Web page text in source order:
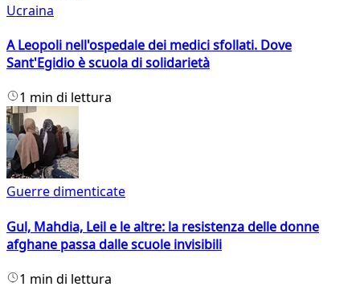
Ucraina
A Leopoli nell'ospedale dei medici sfollati. Dove
Sant'Egidio è scuola di solidarietà
1 min di lettura
Guerre dimenticate
Gul, Mahdia, Leil e le altre: la resistenza delle donne
afghane passa dalle scuole invisibili
1 min di lettura